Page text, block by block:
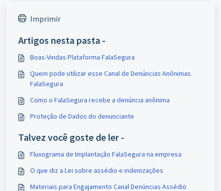
Imprimir
Artigos nesta pasta -
Boas-Vindas Plataforma FalaSegura
Quem pode utilizar esse Canal de Denúncias Anônimas
FalaSegura
Como o FalaSegura recebe a denúncia anônima
Proteção de Dados do denunciante
Talvez você goste de ler -
Fluxograma de Implantação FalaSegura na empresa
O que diz a Lei sobre assédio e indenizações
Materiais para Engajamento Canal Denúncias Assédio